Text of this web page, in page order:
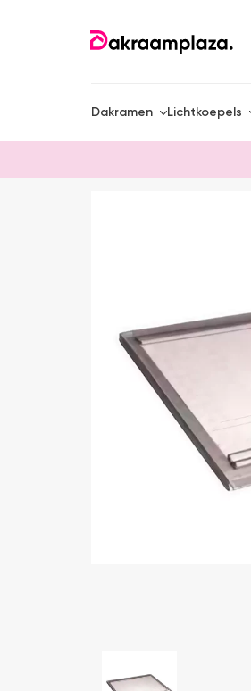
Dakramen Lichtkoepels